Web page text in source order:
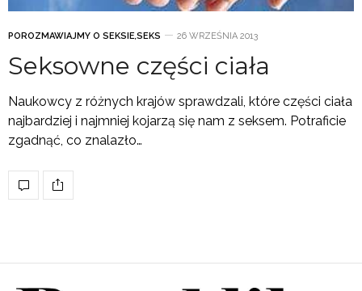
POROZMAWIAJMY O SEKSIE,SEKS 26 WRZEŚNIA 2013
Seksowne części ciała
Naukowcy z różnych krajów sprawdzali, które części ciała
najbardziej i najmniej kojarzą się nam z seksem. Potraficie
zgadnąć, co znalazło…